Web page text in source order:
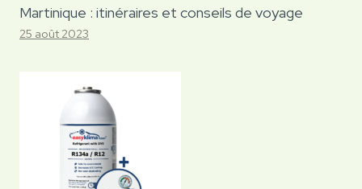
Martinique : itinéraires et conseils de voyage
25 août 2023